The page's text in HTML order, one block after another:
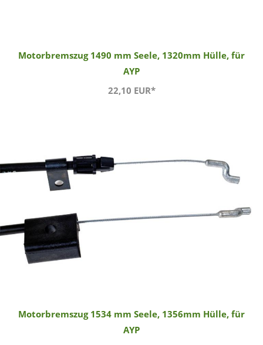
Motorbremszug 1490 mm Seele, 1320mm Hülle, für
AYP
22,10 EUR*
Motorbremszug 1534 mm Seele, 1356mm Hülle, für
AYP